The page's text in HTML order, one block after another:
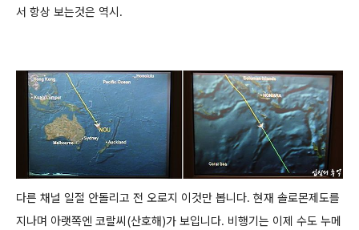
서 항상 보는것은 역시.
다른 채널 일절 안돌리고 전 오로지 이것만 봅니다. 현재 솔로몬제도를
지나며 아랫쪽엔 코랄씨(산호해)가 보입니다. 비행기는 이제 수도 누메